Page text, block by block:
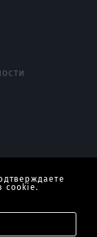
cookie.